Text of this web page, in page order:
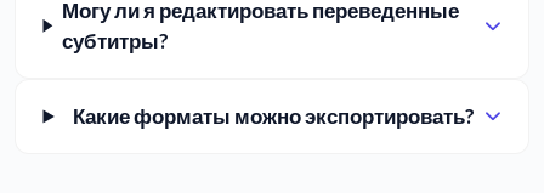
Могу ли я редактировать переведенные
субтитры?
Какие форматы можно экспортировать?